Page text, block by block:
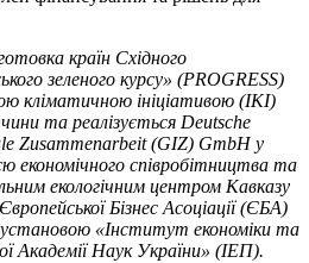
країн Східного
зеленого курсу» (PROGRESS)
кліматичною ініціативою (IKI)
та реалізується Deutsche
Zusam­me­nar­beit(GIZ) GmbHу
економічного співробітництва та
екологічним центром Кавказу
Бізнес Асоціації (ЄБА)
«Інститут економіки та
Академії Наук України» (ІЕП).